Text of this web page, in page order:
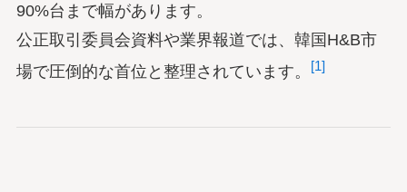
90%台まで幅があります。
公正取引委員会資料や業界報道では、韓国H&B市
場で圧倒的な首位と整理されています。
[1]